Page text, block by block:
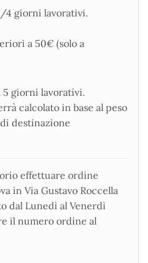
4 giorni lavorativi.
a 50€ (solo a
5 giorni lavorativi.
calcolato in base al peso
destinazione
effettuare ordine
in Via Gustavo Roccella
dal Lunedì al Venerdì
il numero ordine al